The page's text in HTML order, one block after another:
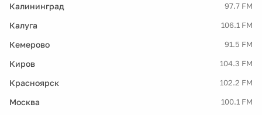
Калининград 97.7 FM
Калуга 106.1 FM
Кемерово 91.5 FM
Киров 104.3 FM
Красноярск 102.2 FM
Москва 100.1 FM